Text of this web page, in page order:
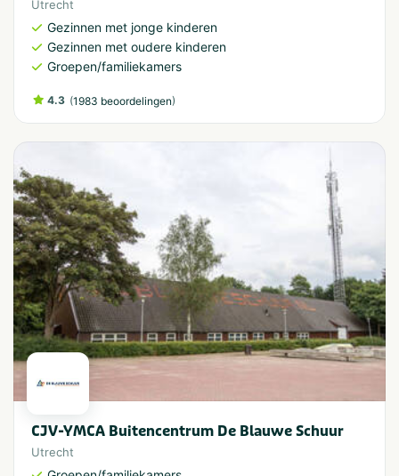
Utrecht
Gezinnen met jonge kinderen
Gezinnen met oudere kinderen
Groepen/familiekamers
4.3 (1983 beoordelingen)
CJV-YMCA Buitencentrum De Blauwe Schuur
Utrecht